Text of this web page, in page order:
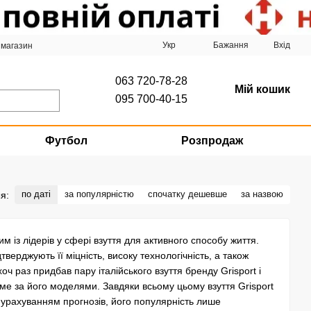
магазин
Укр Бажання Вхід
063 720-78-28
095 700-40-15
Мій кошик
Футбол Розпродаж
по даті за популярністю спочатку дешевше за назвою
лідерів у сфері взуття для активного способу життя.
її міцність, високу технологічність, а також
раз придбав пару італійського взуття бренду Grisport і
за його моделями. Завдяки всьому цьому взуття Grisport
прогнозів, його популярність лише